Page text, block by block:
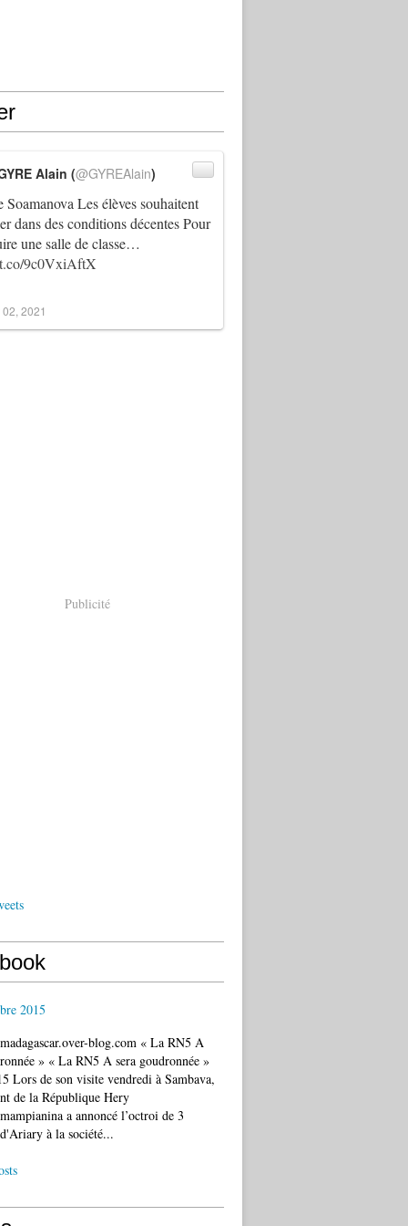
Soamanova Les élèves souhaitent
dans des conditions décentes Pour
une salle de classe…
9c0VxiAftX
Alain (@GYREAlain)
2021
Publicité
2015
blog.com « La RN5 A
» « La RN5 A sera goudronnée »
Lors de son visite vendredi à Sambava,
de la République Hery
a annoncé l’octroi de 3
à la société...